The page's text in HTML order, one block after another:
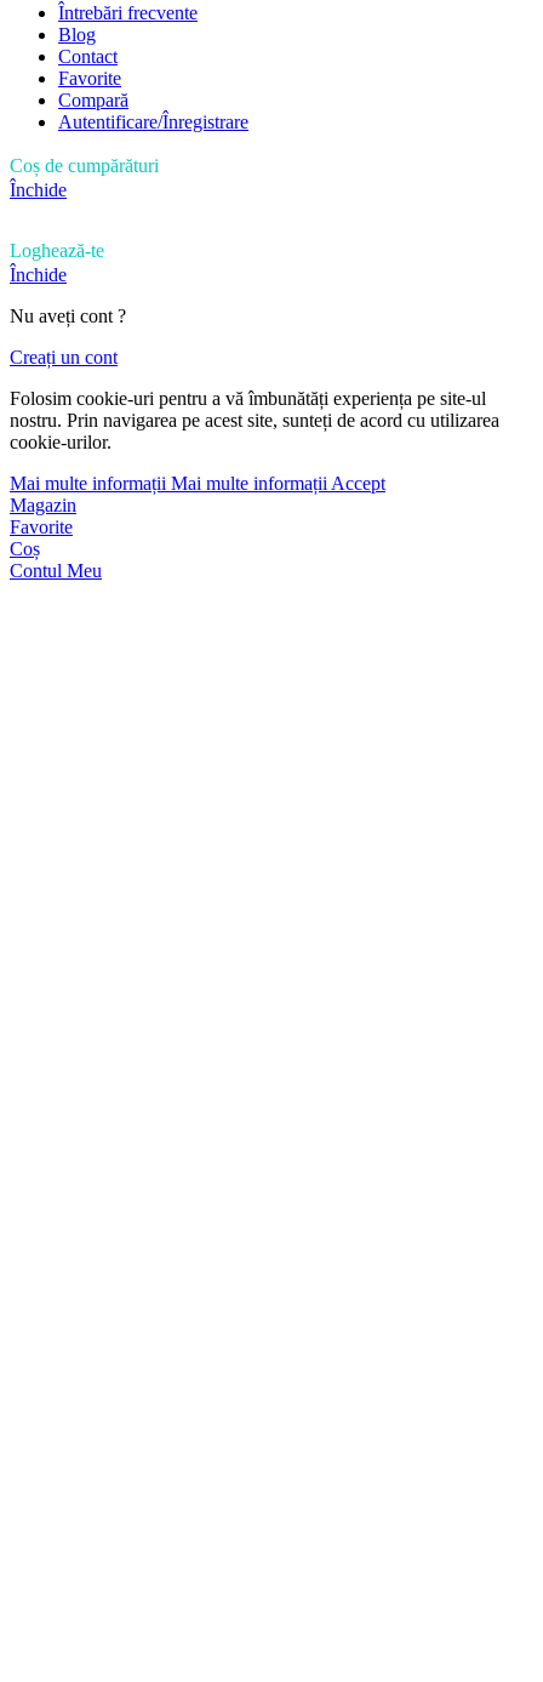
Întrebări frecvente
Blog
Contact
Favorite
Compară
Autentificare/Înregistrare
Coș de cumpărături
Închide
Loghează-te
Închide
Nu aveți cont ?
Creați un cont
Folosim cookie-uri pentru a vă îmbunătăți experiența pe site-ul
nostru. Prin navigarea pe acest site, sunteți de acord cu utilizarea
cookie-urilor.
Mai multe informații Mai multe informațiiAccept
Magazin
Favorite
Coș
Contul Meu